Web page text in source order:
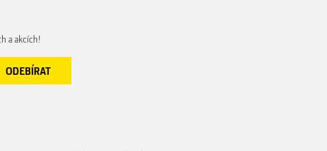
a akcích!